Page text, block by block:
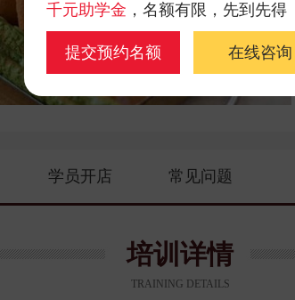
学员开店 常见问题
培训详情
TRAINING DETAILS
千元助学金 ，名额有限，先到先得
提交预约名额 在线咨询